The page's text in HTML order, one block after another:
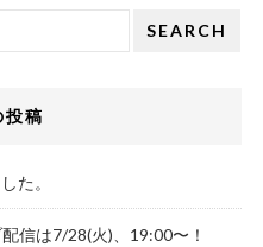
SEARCH
投稿
た。
信は7/28(火)、19:00〜！